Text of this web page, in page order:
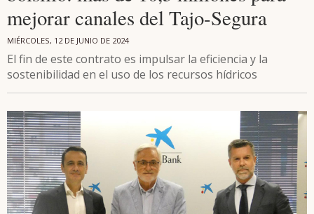
mejorar canales del Tajo-Segura
MIÉRCOLES, 12 DE JUNIO DE 2024
El fin de este contrato es impulsar la eficiencia y la
sostenibilidad en el uso de los recursos hídricos